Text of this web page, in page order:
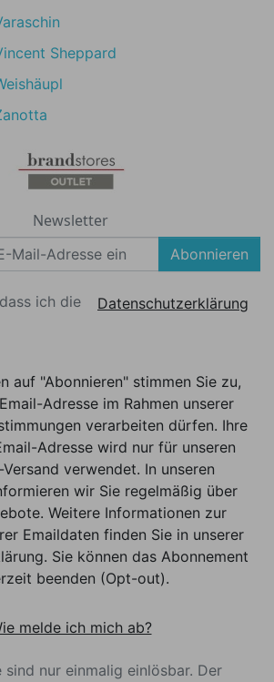
Newsletter
Abonnieren
ich die
Datenschutzerklärung
auf "Abonnieren" stimmen Sie zu,
Adresse im Rahmen unserer
verarbeiten dürfen. Ihre
Adresse wird nur für unseren
verwendet. In unseren
wir Sie regelmäßig über
Weitere Informationen zur
Emaildaten finden Sie in unserer
Sie können das Abonnement
beenden (Opt-out).
melde ich mich ab?
sind nur einmalig einlösbar. Der